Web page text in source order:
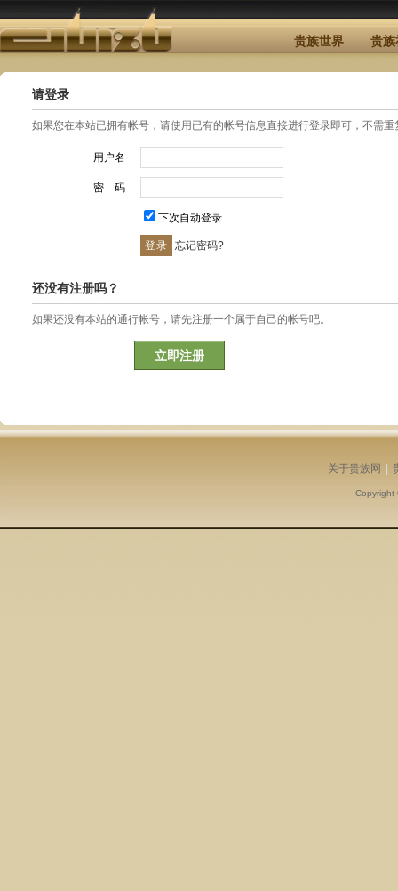
贵族世界 贵族
请登录
如果您在本站已拥有帐号，请使用已有的帐号信息直接进行登录即可，不需重
用户名
密 码
下次自动登录
忘记密码?
还没有注册吗？
如果还没有本站的通行帐号，请先注册一个属于自己的帐号吧。
立即注册
关于贵族网